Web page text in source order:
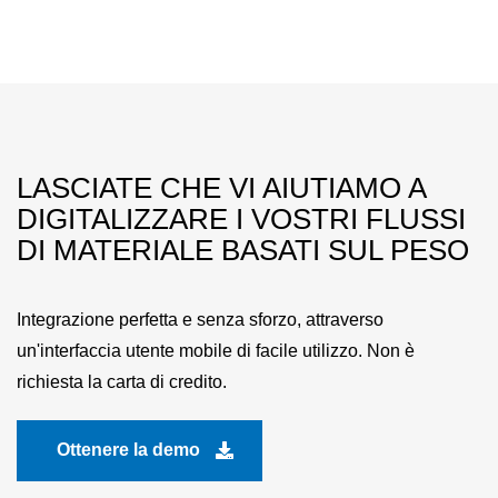
LASCIATE CHE VI AIUTIAMO A
DIGITALIZZARE I VOSTRI FLUSSI
DI MATERIALE BASATI SUL PESO
Integrazione perfetta e senza sforzo, attraverso
un'interfaccia utente mobile di facile utilizzo. Non è
richiesta la carta di credito.
Ottenere la demo